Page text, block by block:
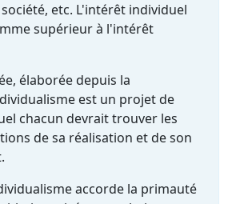
etc. L'intérêt individuel
supérieur à l'intérêt
élaborée depuis la
est un projet de
chacun devrait trouver les
de sa réalisation et de son
accorde la primauté